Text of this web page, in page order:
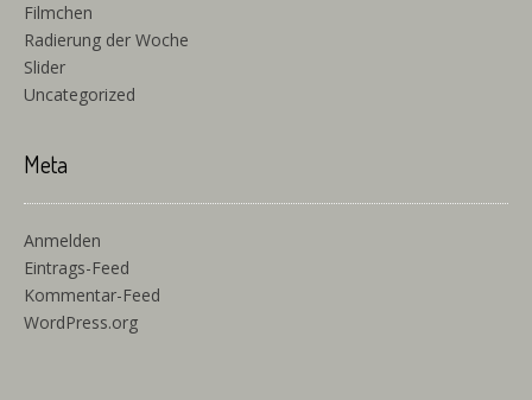
Filmchen
Radierung der Woche
Slider
Uncategorized
Meta
Anmelden
Eintrags-Feed
Kommentar-Feed
WordPress.org